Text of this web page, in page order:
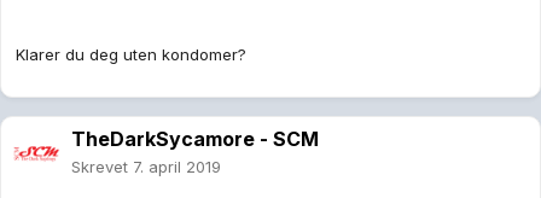
Klarer du deg uten kondomer?
TheDarkSycamore - SCM
Skrevet 7. april 2019